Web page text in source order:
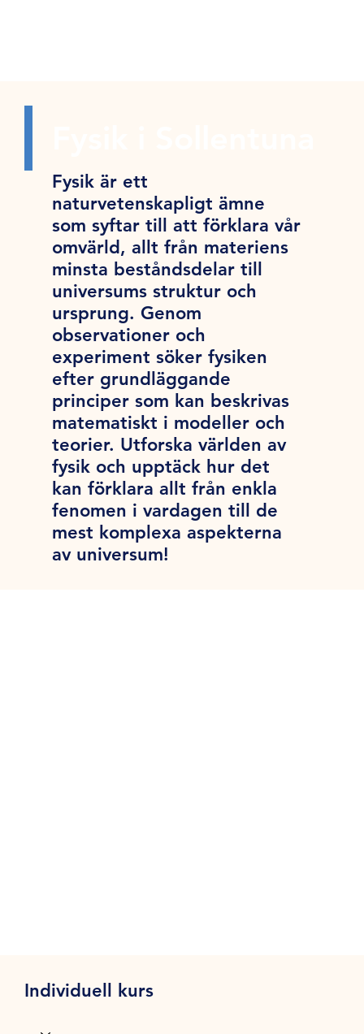
Fysik är ett
naturvetenskapligt ämne
som syftar till att förklara vår
omvärld, allt från materiens
minsta beståndsdelar till
universums struktur och
ursprung. Genom
observationer och
experiment söker fysiken
efter grundläggande
principer som kan beskrivas
matematiskt i modeller och
teorier. Utforska världen av
fysik och upptäck hur det
kan förklara allt från enkla
fenomen i vardagen till de
mest komplexa aspekterna
av universum!
Individuell kurs